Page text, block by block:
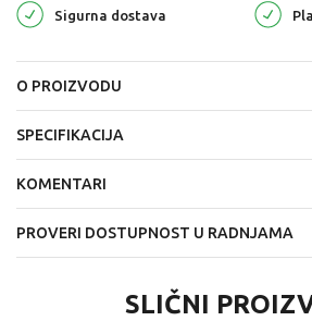
Sigurna dostava
O PROIZVODU
SPECIFIKACIJA
KOMENTARI
PROVERI DOSTUPNOST U RADNJAMA
SLIČNI